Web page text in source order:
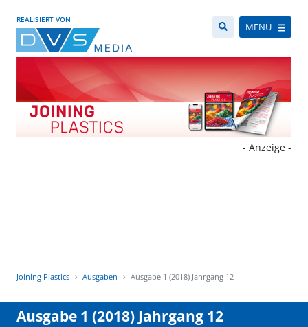
REALISIERT VON
MENÜ
- Anzeige -
Joining Plastics Ausgaben Ausgabe 1 (2018) Jahrgang 12
Ausgabe 1 (2018) Jahrgang 12